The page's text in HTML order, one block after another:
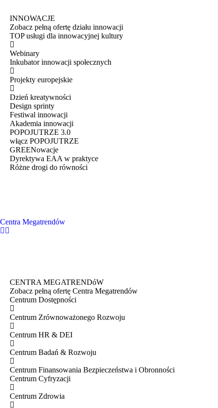
INNOWACJE
Zobacz pełną ofertę działu innowacji
TOP usługi dla innowacyjnej kultury
Webinary
Inkubator innowacji społecznych
Projekty europejskie
Dzień kreatywności
Design sprinty
Festiwal innowacji
Akademia innowacji
POPOJUTRZE 3.0
włącz POPOJUTRZE
GREENowacje
Dyrektywa EAA w praktyce
Różne drogi do równości
Centra Megatrendów
CENTRA MEGATRENDóW
Zobacz pełną ofertę Centra Megatrendów
Centrum Dostępności
Centrum Zrównoważonego Rozwoju
Centrum HR & DEI
Centrum Badań & Rozwoju
Centrum Finansowania Bezpieczeństwa i Obronności
Centrum Cyfryzacji
Centrum Zdrowia